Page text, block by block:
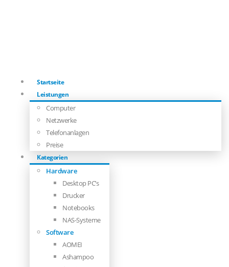
Startseite
Leistungen
Computer
Netzwerke
Telefonanlagen
Preise
Kategorien
Hardware
Desktop PC’s
Drucker
Notebooks
NAS-Systeme
Software
AOMEI
Ashampoo